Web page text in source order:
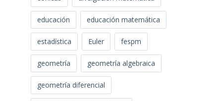
educación educación matemática
estadística Euler fespm
geometría geometría algebraica
geometría diferencial